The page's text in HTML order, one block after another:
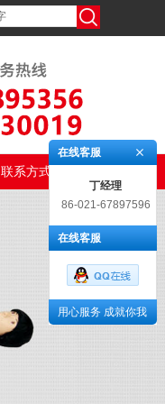
联系方式
在线客服
丁经理
86-021-67897596
在线客服
用心服务 成就你我